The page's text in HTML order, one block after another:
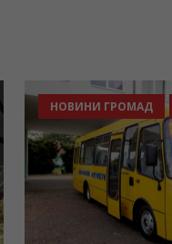
НОВИНИ ГРОМАД